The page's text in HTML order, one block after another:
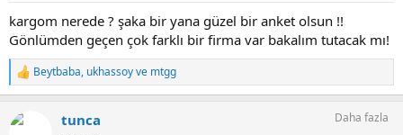
kargom nerede ? şaka bir yana güzel bir anket olsun !!
Gönlümden geçen çok farklı bir firma var bakalım tutacak mı!
T
e
k
Beytbaba, ukhassoyve mtgg
tunca Daha fazla